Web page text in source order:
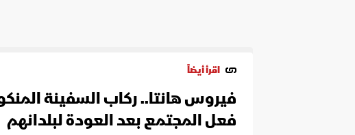
اقرأ أيضاً
فيروس هانتا.. ركاب السفينة
فعل المجتمع بعد العودة لبلدانهم